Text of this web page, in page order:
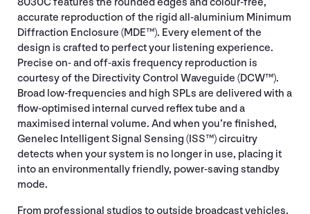
accurate reproduction of the rigid all-aluminium Minimum
Diffraction Enclosure (MDE™). Every element of the
design is crafted to perfect your listening experience.
Precise on- and off-axis frequency reproduction is
courtesy of the Directivity Control Waveguide (DCW™).
Broad low-frequencies and high SPLs are delivered with a
flow-optimised internal curved reflex tube and a
maximised internal volume. And when you’re finished,
Genelec Intelligent Signal Sensing (ISS™) circuitry
detects when your system is no longer in use, placing it
into an environmentally friendly, power-saving standby
mode.
From professional studios to outside broadcast vehicles,